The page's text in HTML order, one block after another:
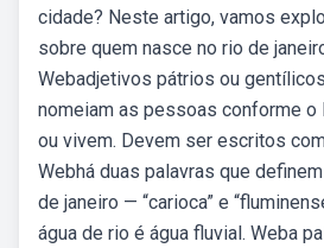
cidade? Neste artigo, vamos
sobre quem nasce no rio de
Webadjetivos pátrios ou
nomeiam as pessoas conforme o
ou vivem. Devem ser escritos
Webhá duas palavras que
de janeiro — “carioca” e
água de rio é água fluvial. Weba